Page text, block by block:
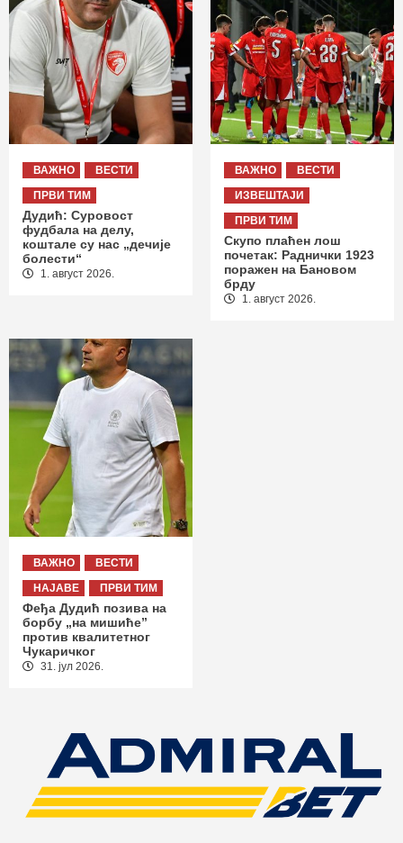
ВАЖНО
ВЕСТИ
ПРВИ ТИМ
Дудић: Суровост
фудбала на делу,
коштале су нас „дечије
болести“
1. август 2026.
ВАЖНО
ВЕСТИ
ИЗВЕШТАЈИ
ПРВИ ТИМ
Скупо плаћен лош
почетак: Раднички 1923
поражен на Бановом
брду
1. август 2026.
ВАЖНО
ВЕСТИ
НАЈАВЕ
ПРВИ ТИМ
Феђа Дудић позива на
борбу „на мишиће”
против квалитетног
Чукаричког
31. јул 2026.